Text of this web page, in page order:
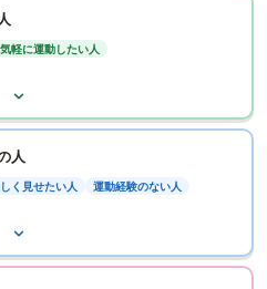
軽に運動したい人
人
く見せたい人 運動経験のない人